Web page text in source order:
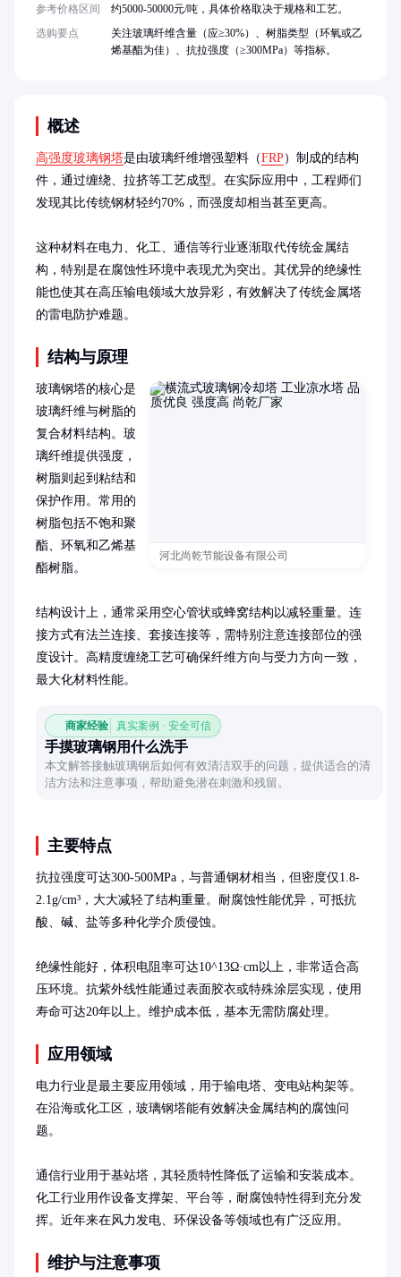
概述
高强度玻璃钢塔是由玻璃纤维增强塑料（FRP）制成的结构
件，通过缠绕、拉挤等工艺成型。在实际应用中，工程师们
发现其比传统钢材轻约70%，而强度却相当甚至更高。
这种材料在电力、化工、通信等行业逐渐取代传统金属结
构，特别是在腐蚀性环境中表现尤为突出。其优异的绝缘性
能也使其在高压输电领域大放异彩，有效解决了传统金属塔
的雷电防护难题。
结构与原理
河北尚乾节能设备有限公司
玻璃钢塔的核心是
玻璃纤维与树脂的
复合材料结构。玻
璃纤维提供强度，
树脂则起到粘结和
保护作用。常用的
树脂包括不饱和聚
酯、环氧和乙烯基
酯树脂。
结构设计上，通常采用空心管状或蜂窝结构以减轻重量。连
接方式有法兰连接、套接连接等，需特别注意连接部位的强
度设计。高精度缠绕工艺可确保纤维方向与受力方向一致，
最大化材料性能。
商家经验 真实案例 · 安全可信
手摸玻璃钢用什么洗手
本文解答接触玻璃钢后如何有效清洁双手的问题，提供适合的清
洁方法和注意事项，帮助避免潜在刺激和残留。
主要特点
抗拉强度可达300-500MPa，与普通钢材相当，但密度仅1.8-
2.1g/cm³，大大减轻了结构重量。耐腐蚀性能优异，可抵抗
酸、碱、盐等多种化学介质侵蚀。
绝缘性能好，体积电阻率可达10^13Ω·cm以上，非常适合高
压环境。抗紫外线性能通过表面胶衣或特殊涂层实现，使用
寿命可达20年以上。维护成本低，基本无需防腐处理。
应用领域
电力行业是最主要应用领域，用于输电塔、变电站构架等。
在沿海或化工区，玻璃钢塔能有效解决金属结构的腐蚀问
题。
通信行业用于基站塔，其轻质特性降低了运输和安装成本。
化工行业用作设备支撑架、平台等，耐腐蚀特性得到充分发
挥。近年来在风力发电、环保设备等领域也有广泛应用。
维护与注意事项
参考价格区间
约5000-50000元/吨，具体价格取决于规格和工艺。
选购要点
关注玻璃纤维含量（应≥30%）、树脂类型（环氧或乙
烯基酯为佳）、抗拉强度（≥300MPa）等指标。